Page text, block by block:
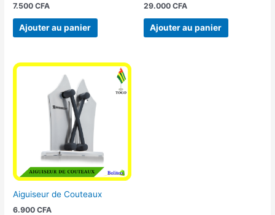
7.500CFA
Ajouter au panier
29.000 CFA
Ajouter au panier
Aiguiseur de Couteaux
6.900CFA